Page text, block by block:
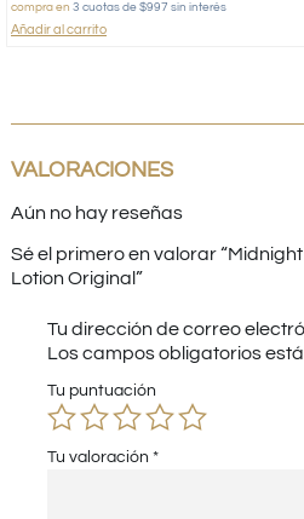
compra en 3 cuotas de $997 sin interés
Añadir al carrito
VALORACIONES
Aún no hay reseñas
Sé el primero en valorar
Lotion Original”
Tu dirección de correo
Los campos obligatorios
Tu puntuación
Tu valoración *